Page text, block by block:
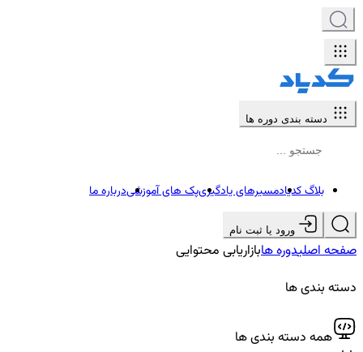
دسته بندی دوره ها
بلاگ کدیادمسیرهای یادگیریپک های آموزشیدرباره ما
ورود یا ثبت نام
صفحه اصلیدوره هابازاریابی محتوایی
دسته بندی ها
همه دسته بندی ها